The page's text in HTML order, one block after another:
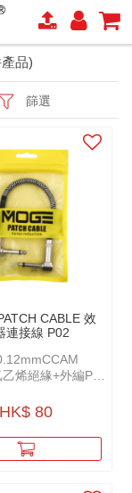
品)
篩選
CABLE 效
連接線 P02
烯絕緣+外編PP
（含頭）
HK$ 80